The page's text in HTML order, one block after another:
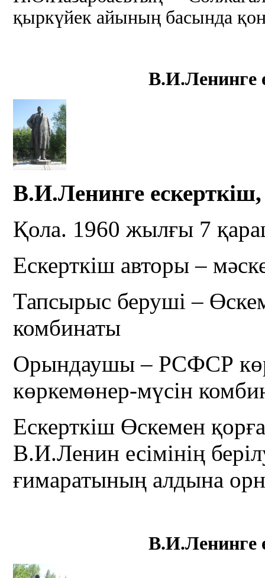
қыркүйек айының басында
В.И.Ленинге
В.И.Ленинге
Қола. 1960 жылғы 7
Ескерткіш авторы –
Тапсырыс беруші –
комбинаты
Орындаушы – РСФСР
көркемөнер-мүсін
Ескерткіш Өскемен
В.И.Ленин есімінің
ғимаратының алдына
В.И.Ленинге